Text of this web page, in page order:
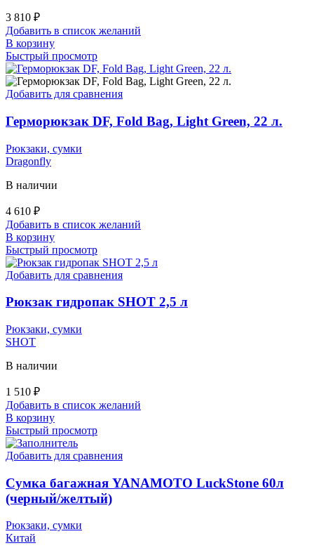
3 810 ₽
Добавить в список желаний
В корзину
Быстрый просмотр
Добавить для сравнения
Герморюкзак DF, Fold Bag, Light Green, 22 л.
Рюкзаки, сумки
Dragonfly
В наличии
4 610 ₽
Добавить в список желаний
В корзину
Быстрый просмотр
Добавить для сравнения
Рюкзак гидропак SHOT 2,5 л
Рюкзаки, сумки
SHOT
В наличии
1 510 ₽
Добавить в список желаний
В корзину
Быстрый просмотр
Добавить для сравнения
Сумка багажная YANAMOTO LuckStone 60л
(черный/желтый)
Рюкзаки, сумки
Китай